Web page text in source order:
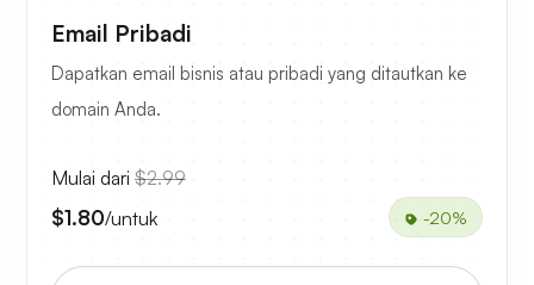
Email Pribadi
Dapatkan email bisnis atau pribadi yang ditautkan ke
domain Anda.
Mulai dari $2.99
$1.80/untuk -20%